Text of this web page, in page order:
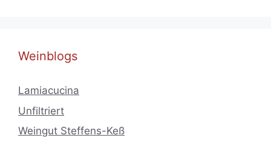
Weinblogs
Lamiacucina
Unfiltriert
Weingut Steffens-Keß